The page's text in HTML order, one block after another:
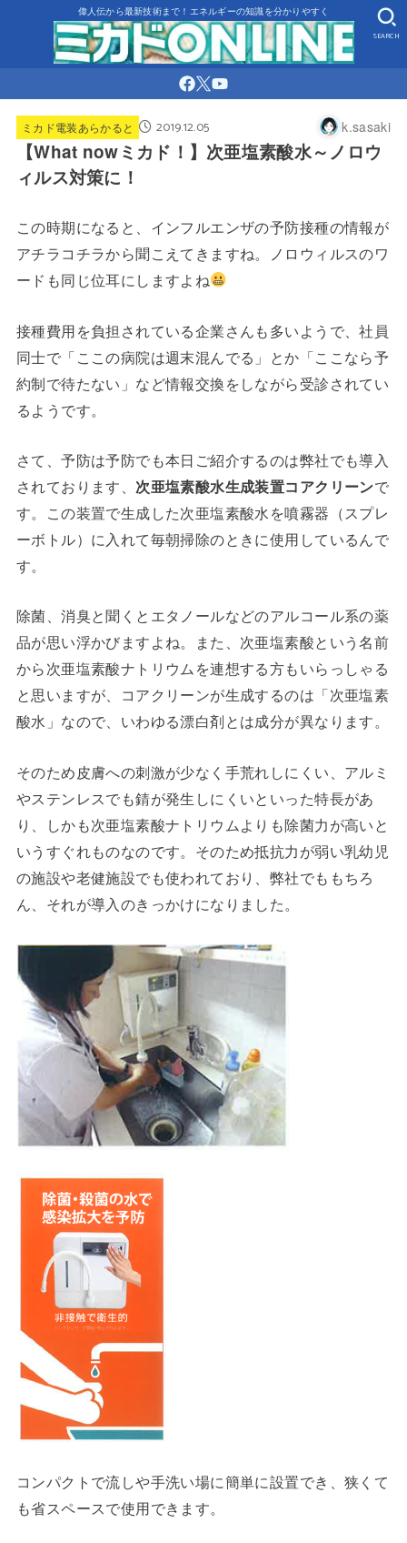
偉人伝から最新技術まで！エネルギーの知識を分かりやすく
SEARCH
ミカド電装あらかると 2019.12.05 k.sasaki
【What nowミカド！】次亜塩素酸水～ノロウ
ィルス対策に！
この時期になると、インフルエンザの予防接種の情報が
アチラコチラから聞こえてきますね。ノロウィルスのワ
ードも同じ位耳にしますよね
接種費用を負担されている企業さんも多いようで、社員
同士で「ここの病院は週末混んでる」とか「ここなら予
約制で待たない」など情報交換をしながら受診されてい
るようです。
さて、予防は予防でも本日ご紹介するのは弊社でも導入
されております、 次亜塩素酸水生成装置コアクリーンで
す。この装置で生成した次亜塩素酸水を噴霧器（スプレ
ーボトル）に入れて毎朝掃除のときに使用しているんで
す。
除菌、消臭と聞くとエタノールなどのアルコール系の薬
品が思い浮かびますよね。また、次亜塩素酸という名前
から次亜塩素酸ナトリウムを連想する方もいらっしゃる
と思いますが、コアクリーンが生成するのは「次亜塩素
酸水」なので、いわゆる漂白剤とは成分が異なります。
そのため皮膚への刺激が少なく手荒れしにくい、アルミ
やステンレスでも錆が発生しにくいといった特長があ
り、しかも次亜塩素酸ナトリウムよりも除菌力が高いと
いうすぐれものなのです。そのため抵抗力が弱い乳幼児
の施設や老健施設でも使われており、弊社でももちろ
ん、それが導入のきっかけになりました。
コンパクトで流しや手洗い場に簡単に設置でき、狭くて
も省スペースで使用できます。